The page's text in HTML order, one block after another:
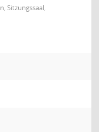
Sitzungssaal,